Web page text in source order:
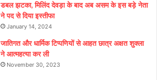
डबल झटका, मिलिंद देवड़ा के बाद अब असम के इस बड़े नेता
ने पद से दिया इस्तीफा
January 14, 2024
जातिगत और धार्मिक टिप्पणियों से आहत छात्र अक्षत शुक्ला
ने आत्महत्या कर ली
November 30, 2023